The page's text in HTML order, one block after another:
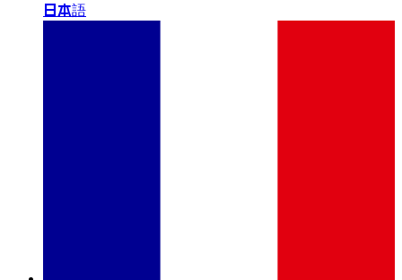
日本語